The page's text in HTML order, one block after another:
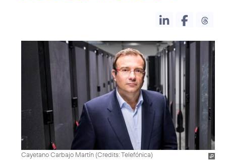
Cayetano Carbajo Martín (Credits: Telefónica)